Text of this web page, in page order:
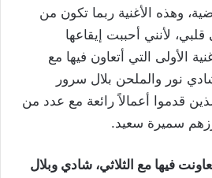
وهذه الأغنية ربما تكون من
قلبي، لأنني أحببت إيقاعها
الأولى التي أتعاون فيها مع
شادي نور والملحن بلال سرور
قدموا أعمالاً رائعة مع عدد من
سميرة سعيد.
فيها مع الثلاثي، شادي وبلال